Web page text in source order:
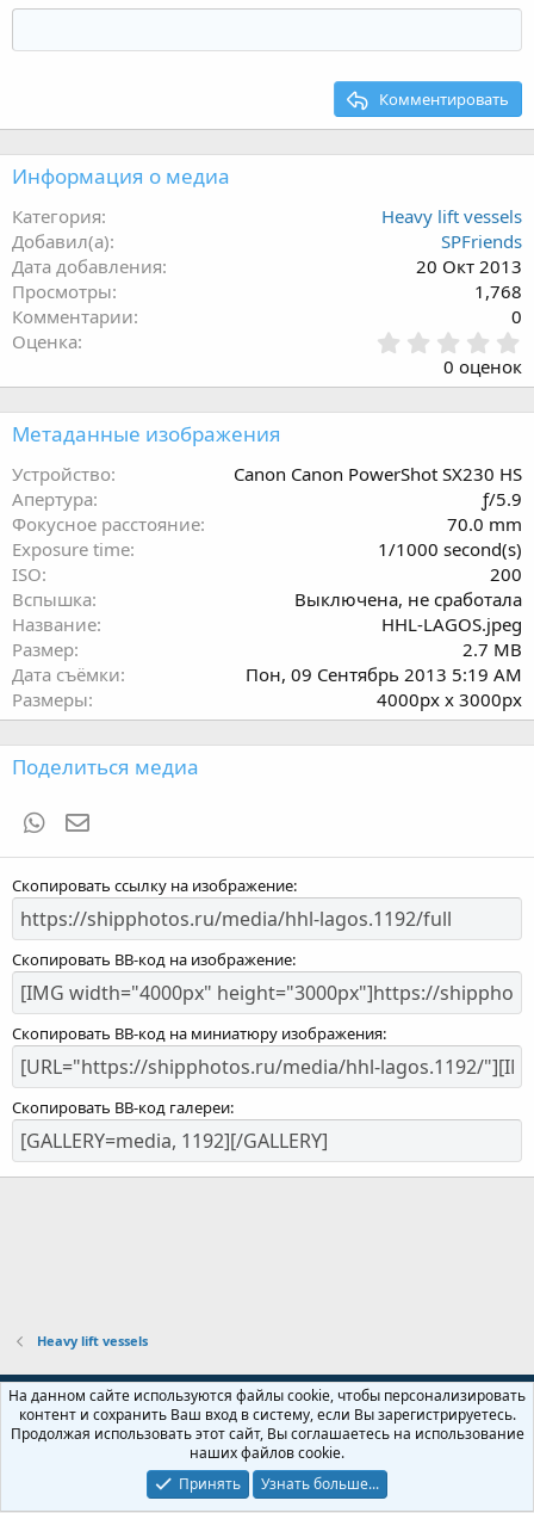
Комментировать
Информация о медиа
Категория
Heavy lift vessels
Добавил(а)
SPFriends
Дата добавления
20 Окт 2013
Просмотры
1,768
Комментарии
0
Оценка
.
0
0
ё
0 оценок
Метаданные изображения
Устройство
Canon Canon PowerShot SX230 HS
Апертура
ƒ/5.9
Фокусное расстояние
70.0 mm
Exposure time
1/1000 second(s)
ISO
200
Вспышка
Выключена, не сработала
Название
HHL-LAGOS.jpeg
Размер
2.7 MB
Дата съёмки
Пон, 09 Сентябрь 2013 5:19 AM
Размеры
4000px x 3000px
Поделиться медиа
WhatsApp
Скопировать ссылку на изображение
Скопировать BB-код на изображение
Скопировать BB-код на миниатюру изображения
Скопировать BB-код галереи
Heavy lift vessels
Russian (RU)
Обратная связь
Условия и правила
Политика конфиденциальности
Помощь
XenForo.Info
На данном сайте используются файлы cookie, чтобы персонализировать
контент и сохранить Ваш вход в систему, если Вы зарегистрируетесь.
Продолжая использовать этот сайт, Вы соглашаетесь на использование
наших файлов cookie.
Принять
Узнать больше...